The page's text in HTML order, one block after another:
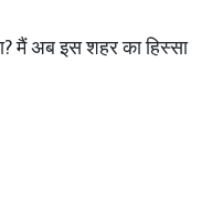
मैं अब इस शहर का हिस्सा